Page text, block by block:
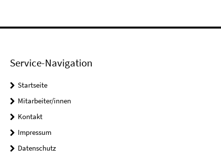
Service-Navigation
Startseite
Mitarbeiter/innen
Kontakt
Impressum
Datenschutz